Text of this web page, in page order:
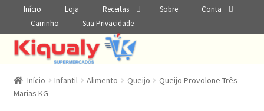
Início Loja Receitas Sobre
Conta
Carrinho
Sua Privacidade
Início Infantil Alimento Queijo
Queijo Provolone Três
Marias KG